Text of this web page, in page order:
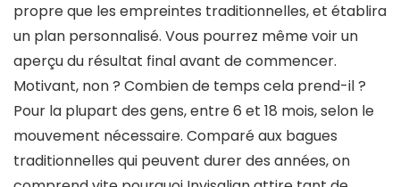
propre que les empreintes traditionnelles, et établira
un plan personnalisé. Vous pourrez même voir un
aperçu du résultat final avant de commencer.
Motivant, non ? Combien de temps cela prend-il ?
Pour la plupart des gens, entre 6 et 18 mois, selon le
mouvement nécessaire. Comparé aux bagues
traditionnelles qui peuvent durer des années, on